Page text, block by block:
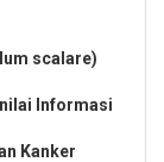
scalare)
Informasi
Kanker